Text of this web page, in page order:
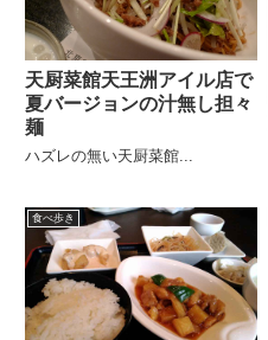
天厨菜館天王洲アイル店で
夏バージョンの汁無し担々
麺
ハズレの無い天厨菜館...
食べ歩き